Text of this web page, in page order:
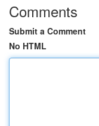
Comments
Submit a Comment
No HTML